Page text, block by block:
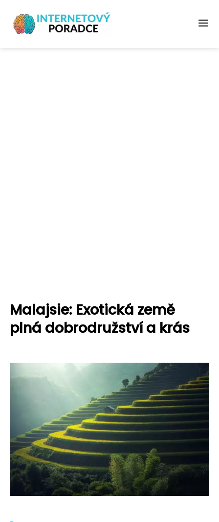
Malajsie: Exotická země
plná dobrodružství a krás